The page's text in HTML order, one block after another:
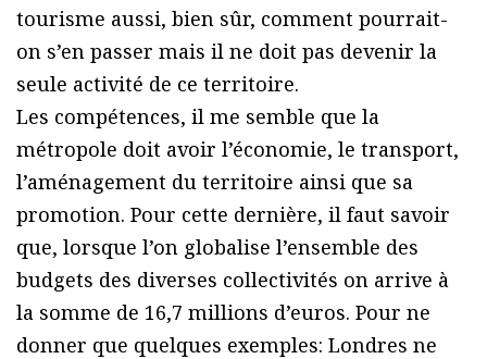
tourisme aussi, bien sûr, comment pourrait-
on s’en passer mais il ne doit pas devenir la
seule activité de ce territoire.
Les compétences, il me semble que la
métropole doit avoir l’économie, le transport,
l’aménagement du territoire ainsi que sa
promotion. Pour cette dernière, il faut savoir
que, lorsque l’on globalise l’ensemble des
budgets des diverses collectivités on arrive à
la somme de 16,7 millions d’euros. Pour ne
donner que quelques exemples: Londres ne